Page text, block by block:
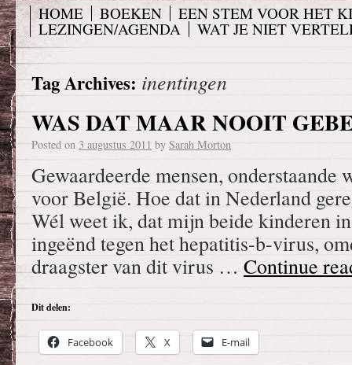
HOME BOEKEN
EEN STEM VOOR HET
LEZINGEN/AGENDA
WAT JE NIET
Tag Archives: inentingen
WAS DAT MAAR NOOIT
Posted on 3 augustus 2011 by Sarah Morton
Gewaardeerde mensen,
voor België. Hoe dat in Nederland
Wél weet ik, dat mijn beide kinderen
ingeënd tegen het hepatitis-b-virus,
draagster van dit virus … Continue
Dit delen:
Facebook X E-mail